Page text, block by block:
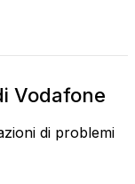
Vodafone
di problemi